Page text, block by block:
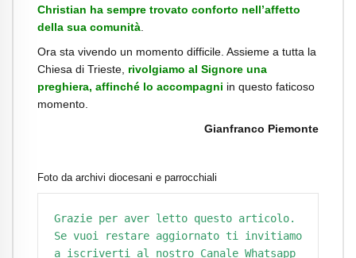
Christian ha sempre trovato conforto nell’affetto
della sua comunità.
Ora sta vivendo un momento difficile. Assieme a tutta la
Chiesa di Trieste, rivolgiamo al Signore una
preghiera, affinché lo accompagni in questo faticoso
momento.
Gianfranco Piemonte
Foto da archivi diocesani e parrocchiali
Grazie per aver letto questo articolo.
Se vuoi restare aggiornato ti invitiamo